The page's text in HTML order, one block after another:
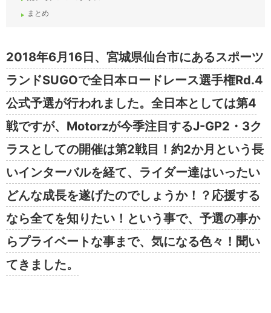
まとめ
2018年6月16日、宮城県仙台市にあるスポーツ
ランドSUGOで全日本ロードレース選手権Rd.4
公式予選が行われました。全日本としては第4
戦ですが、Motorzが今季注目するJ-GP2・3ク
ラスとしての開催は第2戦目！約2か月という長
いインターバルを経て、ライダー達はいったい
どんな成長を遂げたのでしょうか！？応援する
なら全てを知りたい！という事で、予選の事か
らプライベートな事まで、気になる色々！聞い
てきました。